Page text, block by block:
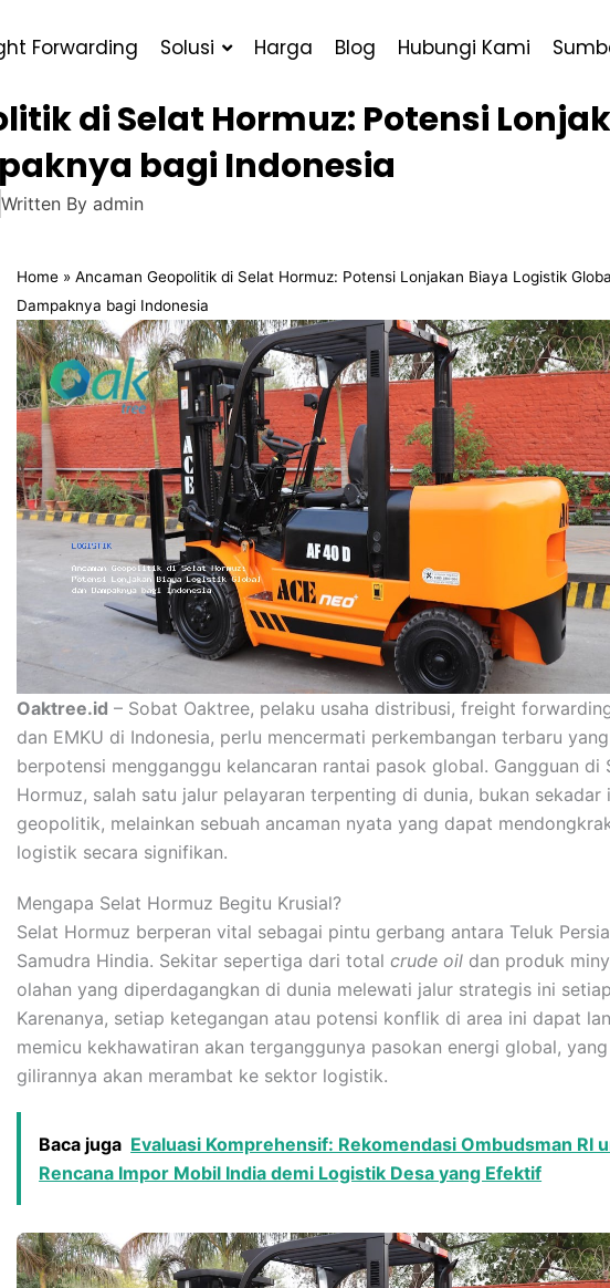
Forwarding Solusi Harga Blog Hubungi Kami
di Selat Hormuz: Potensi
bagi Indonesia
Written By admin
Home »Ancaman Geopolitik di Selat Hormuz: Potensi Lonjakan Biaya Logistik
Dampaknya bagi Indonesia
Oaktree.id – Sobat Oaktree, pelaku usaha distribusi, freight
dan EMKU di Indonesia, perlu mencermati perkembangan terbaru yang
berpotensi mengganggu kelancaran rantai pasok global. Gangguan di
Hormuz, salah satu jalur pelayaran terpenting di dunia, bukan sekadar
geopolitik, melainkan sebuah ancaman nyata yang dapat
logistik secara signifikan.
Mengapa Selat Hormuz Begitu Krusial?
Selat Hormuz berperan vital sebagai pintu gerbang antara Teluk
Samudra Hindia. Sekitar sepertiga dari totalcrude oil dan produk
olahan yang diperdagangkan di dunia melewati jalur strategis ini
Karenanya, setiap ketegangan atau potensi konflik di area ini dapat
memicu kekhawatiran akan terganggunya pasokan energi global,
gilirannya akan merambat ke sektor logistik.
Baca juga Evaluasi Komprehensif: Rekomendasi Ombudsman RI
Rencana Impor Mobil India demi Logistik Desa yang Efektif